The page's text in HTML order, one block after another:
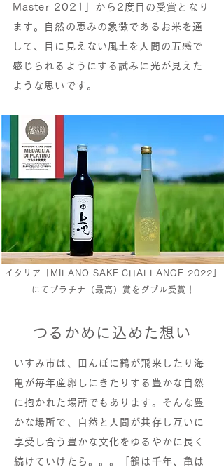
Master 2021」から2度目の受賞となり
ます。
自然の恵みの象徴であるお米を通
して、目に見えない風土を人間の五感で
感じられるようにする試みに光が見えた
ような思いです。
イタリア「MILANO SAKE CHALLANGE 2022」
にてプラチナ（最高）賞をダブル受賞！
つるかめに込めた想い
いすみ市は、田んぼに鶴が飛来したり海
亀が毎年産卵しにきたりする豊かな自然
に抱かれた場所でもあります。そんな豊
かな場所で、自然と人間が共存し互いに
享受し合う豊かな文化をゆるやかに長く
続けていけたら。。。「鶴は千年、亀は